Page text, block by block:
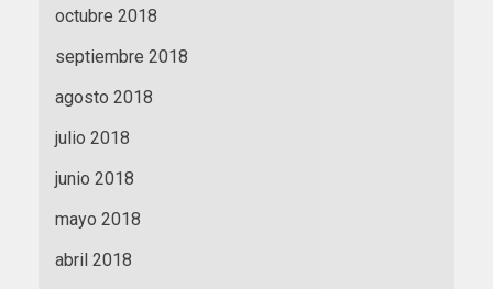
octubre 2018
septiembre 2018
agosto 2018
julio 2018
junio 2018
mayo 2018
abril 2018